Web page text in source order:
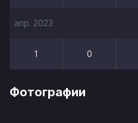
апр. 2023
1 0
Фотографии